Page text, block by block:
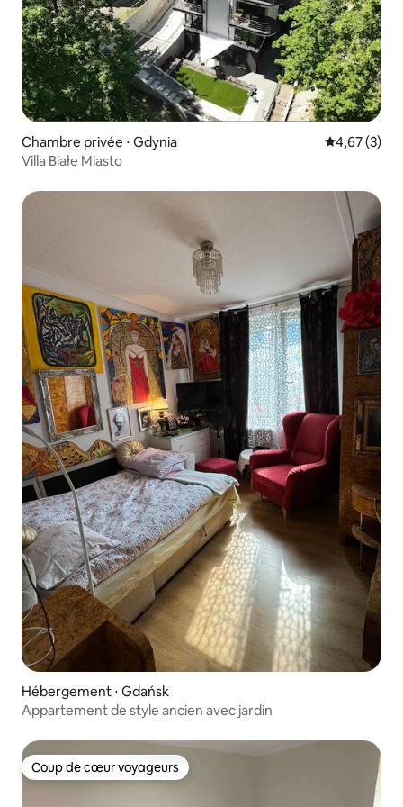
Chambre privée ⋅ Gdynia Évaluation
4,67 (3)
Villa Białe Miasto
Hébergement ⋅ Gdańsk
Appartement de style ancien avec jardin
Coup de cœur voyageurs
Coup de cœur voyageurs